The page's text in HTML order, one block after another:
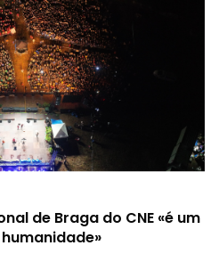
de Braga do CNE «é um